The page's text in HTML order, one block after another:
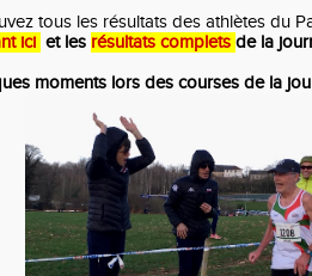
tous les résultats des athlètes du
ici et les résultats complets de la
moments lors des courses de la